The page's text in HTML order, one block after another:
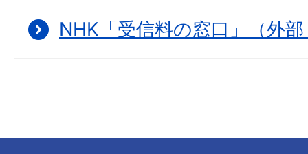
NHK「受信料の窓口」（外